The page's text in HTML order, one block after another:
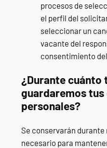
procesos de
el perfil del
seleccionar un
vacante del
consentimiento
¿Durante cuánto
guardaremos
personales?
Se conservarán durante
necesario para